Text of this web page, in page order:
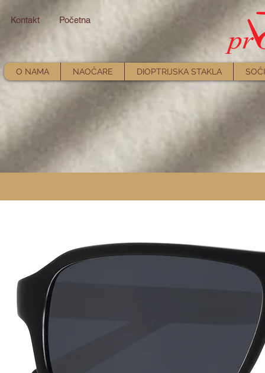
Kontakt Početna
O NAMA NAOČARE DIOPTRIJSKA STAKLA